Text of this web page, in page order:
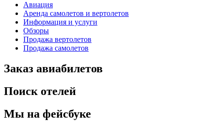
Авиация
Аренда самолетов и вертолетов
Информация и услуги
Обзоры
Продажа вертолетов
Продажа самолетов
Заказ авиабилетов
Поиск отелей
Мы на фейсбуке